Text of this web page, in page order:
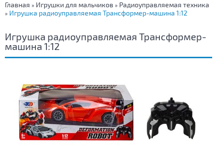
Главная » Игрушки для мальчиков » Радиоуправляемая техника
» Игрушка радиоуправляемая Трансформер-машина 1:12
Игрушка радиоуправляемая Трансформер-
машина 1:12